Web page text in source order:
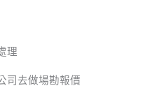
理
司去做場勘報價